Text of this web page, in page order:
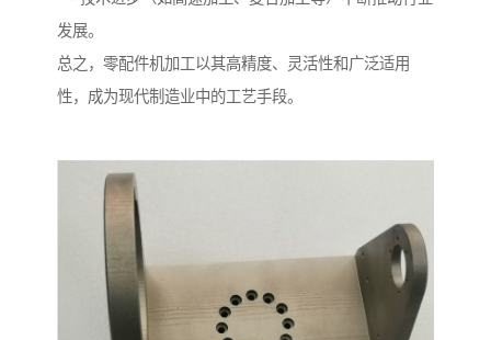
发展。
总之，零配件机加工以其高精度、灵活性和广泛适用
性，成为现代制造业中的工艺手段。